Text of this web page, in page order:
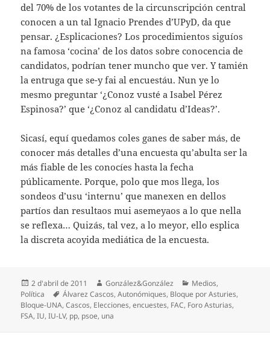
del 70% de los votantes de la circunscripción central
conocen a un tal Ignacio Prendes d’UPyD, da que
pensar. ¿Esplicaciones? Los procedimientos siguíos
na famosa ‘cocina’ de los datos sobre conocencia de
candidatos, podrían tener muncho que ver. Y tamién
la entruga que se-y fai al encuestáu. Nun ye lo
mesmo preguntar ‘¿Conoz vusté a Isabel Pérez
Espinosa?’ que ‘¿Conoz al candidatu d’Ideas?’.
Sicasí, equí quedamos coles ganes de saber más, de
conocer más detalles d’una encuesta qu’abulta ser la
más fiable de les conocíes hasta la fecha
públicamente. Porque, polo que mos llega, los
sondeos d’usu ‘internu’ que manexen en dellos
partíos dan resultaos mui asemeyaos a lo que nella
se reflexa… Quizás, tal vez, a lo meyor, ello esplica
la discreta acoyida mediática de la encuesta.
Espublizáu
en
2 d'abril de 2011 Autor
González&González Categoríes
Medios,
Política
Etiquetes
Álvarez Cascos,Autonómiques, Bloque por Asturies,
Bloque-UNA,Cascos, Elecciones,encuestes, FAC, Foro Asturias,
FSA,IU,IU-LV, pp, psoe, una